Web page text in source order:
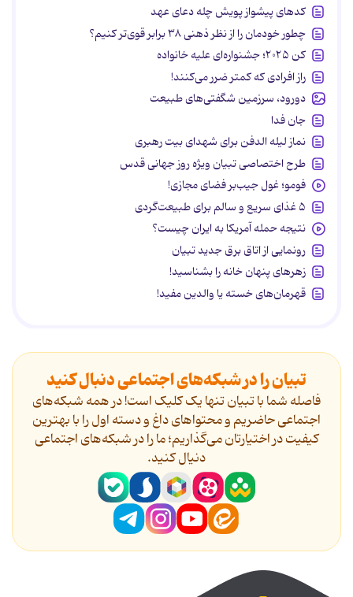
کدهای پیشواز پویش چله دعای عهد
چطور خودمان را از نظر ذهنی ۳۸ برابر قوی‌تر کنیم؟
کن ۲۰۲۵؛ جشنواره‌ای علیه خانواده
راز افرادی که کمتر ضرر می‌کنند!
دورود، سرزمین شگفتی‌های طبیعت
جان فدا
نماز لیله الدفن برای شهدای بیت رهبری
طرح اختصاصی تبیان ویژه روز جهانی قدس
فومو؛ غول جیب‌بر فضای مجازی!
۵ غذای سریع و سالم برای طبیعت‌گردی
نتیجه حمله آمریکا به ایران چیست؟
رونمایی از اتاق برق جدید تبیان
زهرهای پنهان خانه را بشناسید!
قهرمان‌های خسته یا والدین مفید!
تبیان را در شبکه‌های اجتماعی دنبال کنید
فاصله شما با تبیان تنها یک کلیک است! در همه شبکه‌های
اجتماعی حاضریم و محتواهای داغ و دسته اول را با بهترین
کیفیت در اختیارتان می‌گذاریم؛ ما را در شبکه‌های اجتماعی
دنیال کنید.